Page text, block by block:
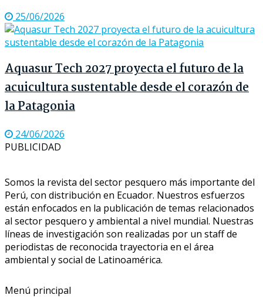
25/06/2026
Aquasur Tech 2027 proyecta el futuro de la
acuicultura sustentable desde el corazón de
la Patagonia
24/06/2026
PUBLICIDAD
Somos la revista del sector pesquero más importante del
Perú, con distribución en Ecuador. Nuestros esfuerzos
están enfocados en la publicación de temas relacionados
al sector pesquero y ambiental a nivel mundial. Nuestras
líneas de investigación son realizadas por un staff de
periodistas de reconocida trayectoria en el área
ambiental y social de Latinoamérica.
Menú principal